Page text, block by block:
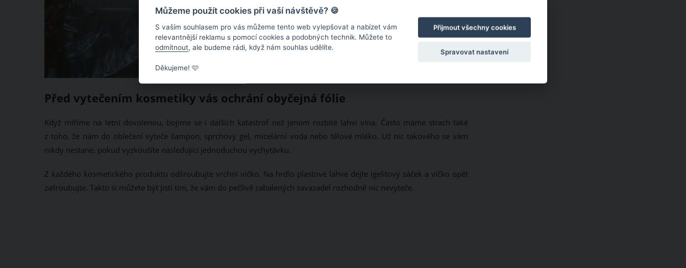
Před vytečením kosmetiky vás ochrání obyčejná fólie
Když míříme na letní dovolenou, bojíme se i dalších katastrof než jenom rozbité lahvi vína. Často máme strach také
z toho, že nám do oblečení vyteče šampon, sprchový gel, micelární voda nebo tělové mléko. Už nic takového se vám
nikdy nestane, pokud vyzkoušíte následující jednoduchou vychytávku.
Z každého kosmetického produktu odšroubujte vrchní víčko. Na hrdlo plastové lahve dejte igelitový sáček a víčko opět
zašroubujte. Takto si můžete být jistí tím, že vám do pečlivě zabalených zavazadel rozhodně nic nevyteče.
Můžeme použít cookies při vaší návštěvě? 🍪
S vaším souhlasem pro vás můžeme tento web vylepšovat a nabízet vám
relevantnější reklamu s pomocí cookies a podobných technik. Můžete to
odmítnout, ale budeme rádi, když nám souhlas udělíte.
Děkujeme! 🩷
Přijmout všechny cookies
Spravovat nastavení